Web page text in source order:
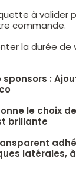
à valider
commande.
la durée de
:
le choix
brillante
latérales,